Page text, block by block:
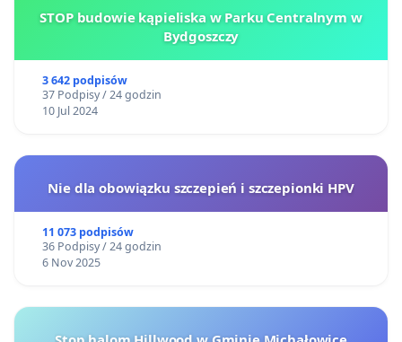
STOP budowie kąpieliska w Parku Centralnym w
Bydgoszczy
3 642 podpisów
37 Podpisy / 24 godzin
10 Jul 2024
Nie dla obowiązku szczepień i szczepionki HPV
11 073 podpisów
36 Podpisy / 24 godzin
6 Nov 2025